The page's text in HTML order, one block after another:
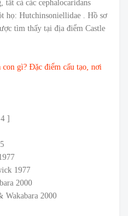
cả các cephalocaridans
họ: Hutchinsoniellidae . Hồ sơ
tìm thấy tại địa điểm Castle
gì? Đặc điểm cấu tạo, nơi
]
1977
2000
Wakabara 2000